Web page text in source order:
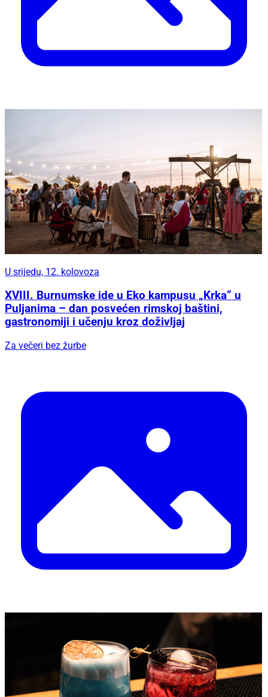
U srijedu, 12. kolovoza
XVIII. Burnumske ide u Eko kampusu „Krka“ u
Puljanima – dan posvećen rimskoj baštini,
gastronomiji i učenju kroz doživljaj
Za večeri bez žurbe